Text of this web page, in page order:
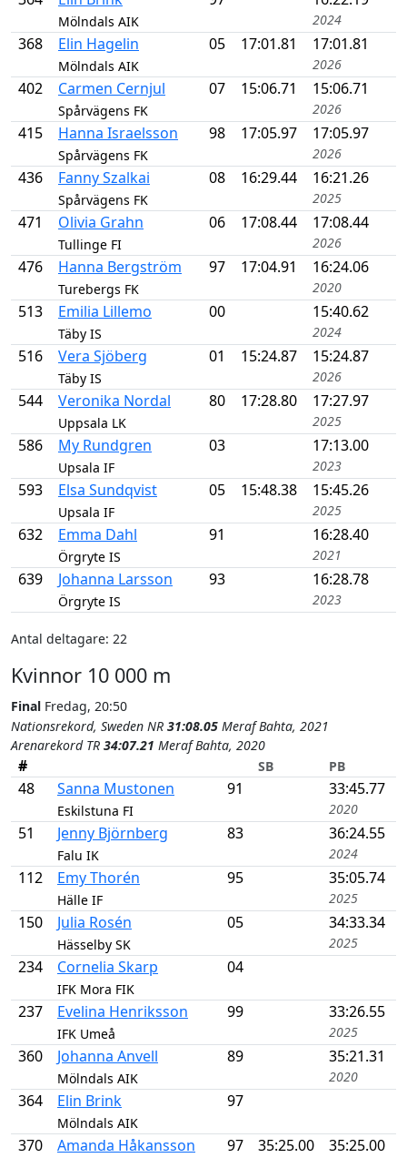
Mölndals AIK 2024
368 Elin Hagelin
Mölndals AIK
05 17:01.81 17:01.81
2026
402 Carmen Cernjul
Spårvägens FK
07 15:06.71 15:06.71
2026
415 Hanna Israelsson
Spårvägens FK
98 17:05.97 17:05.97
2026
436 Fanny Szalkai
Spårvägens FK
08 16:29.44 16:21.26
2025
471 Olivia Grahn
Tullinge FI
06 17:08.44 17:08.44
2026
476 Hanna Bergström
Turebergs FK
97 17:04.91 16:24.06
2020
513 Emilia Lillemo
Täby IS
00 15:40.62
2024
516 Vera Sjöberg
Täby IS
01 15:24.87 15:24.87
2026
544 Veronika Nordal
Uppsala LK
80 17:28.80 17:27.97
2025
586 My Rundgren
Upsala IF
03 17:13.00
2023
593 Elsa Sundqvist
Upsala IF
05 15:48.38 15:45.26
2025
632 Emma Dahl
Örgryte IS
91 16:28.40
2021
639 Johanna Larsson
Örgryte IS
93 16:28.78
2023
Antal deltagare: 22
Kvinnor 10 000 m
Final Fredag, 20:50
Nationsrekord, Sweden NR 31:08.05 Meraf Bahta, 2021
Arenarekord TR 34:07.21 Meraf Bahta, 2020
# SB PB
48 Sanna Mustonen
Eskilstuna FI
91 33:45.77
2020
51 Jenny Björnberg
Falu IK
83 36:24.55
2024
112 Emy Thorén
Hälle IF
95 35:05.74
2025
150 Julia Rosén
Hässelby SK
05 34:33.34
2025
234 Cornelia Skarp
IFK Mora FIK
04
237 Evelina Henriksson
IFK Umeå
99 33:26.55
2025
360 Johanna Anvell
Mölndals AIK
89 35:21.31
2020
364 Elin Brink
Mölndals AIK
97
370 Amanda Håkansson 97 35:25.00 35:25.00